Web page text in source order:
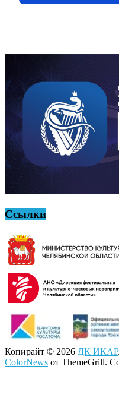
Ссылки
Копирайт © 2026 ДК ИКАР
ColorNews от ThemeGrill.